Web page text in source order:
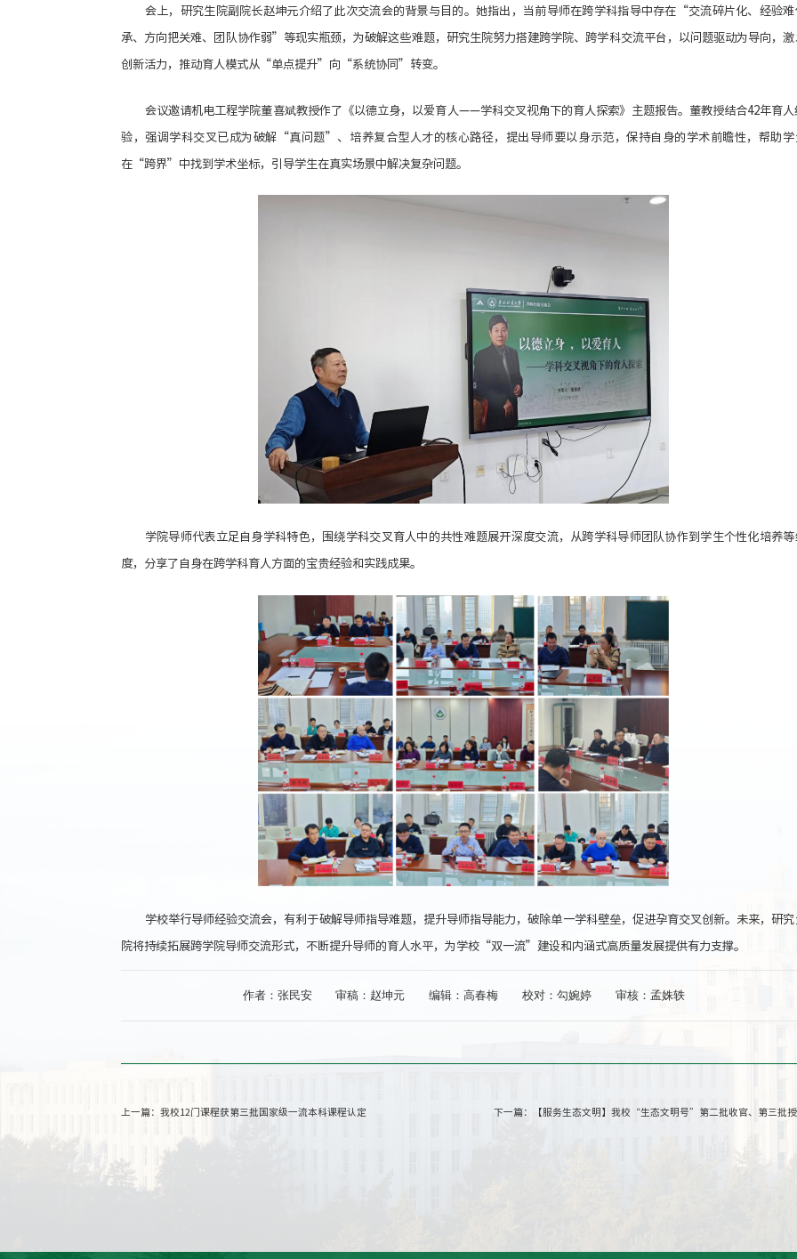
会上，研究生院副院长赵坤元介绍了此次交流会的背景与目的。她指出，当前导师在跨学科指导中存在“交流碎片化、经验
承、方向把关难、团队协作弱”等现实瓶颈，为破解这些难题，研究生院努力搭建跨学院、跨学科交流平台，以问题驱动为导向，
创新活力，推动育人模式从“单点提升”向“系统协同”转变。
会议邀请机电工程学院董喜斌教授作了《以德立身，以爱育人——学科交叉视角下的育人探索》主题报告。董教授结合42年育
验，强调学科交叉已成为破解“真问题”、培养复合型人才的核心路径，提出导师要以身示范，保持自身的学术前瞻性，帮助
在“跨界”中找到学术坐标，引导学生在真实场景中解决复杂问题。
学院导师代表立足自身学科特色，围绕学科交叉育人中的共性难题展开深度交流，从跨学科导师团队协作到学生个性化培养
度，分享了自身在跨学科育人方面的宝贵经验和实践成果。
学校举行导师经验交流会，有利于破解导师指导难题，提升导师指导能力，破除单一学科壁垒，促进孕育交叉创新。未来，研
院将持续拓展跨学院导师交流形式，不断提升导师的育人水平，为学校“双一流”建设和内涵式高质量发展提供有力支撑。
作者：张民安 审稿：赵坤元 编辑：高春梅 校对：勾婉婷 审核：孟姝轶
上一篇： 我校12门课程获第三批国家级一流本科课程认定 下一篇： 【服务生态文明】我校“生态文明号”第二批收官、第三批